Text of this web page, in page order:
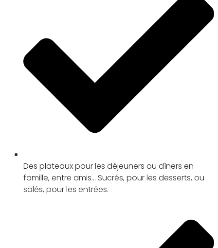
Des plateaux pour les déjeuners ou dîners en
famille, entre amis... Sucrés, pour les desserts, ou
salés, pour les entrées.